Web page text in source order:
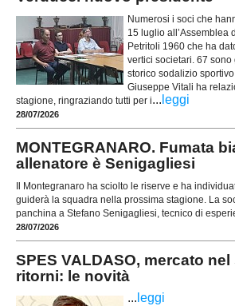
Numerosi i soci che
15 luglio all’Assemblea
Petritoli 1960 che ha
vertici societari. 67
storico sodalizio
Giuseppe Vitali ha
stagione, ringraziando tutti per i... leggi
28/07/2026
MONTEGRANARO. Fumata
allenatore è Senigagliesi
Il Montegranaro ha sciolto le riserve e ha
guiderà la squadra nella prossima stagione. La
panchina a Stefano Senigagliesi, tecnico di
28/07/2026
SPES VALDASO, mercato
ritorni: le novità
... leggi